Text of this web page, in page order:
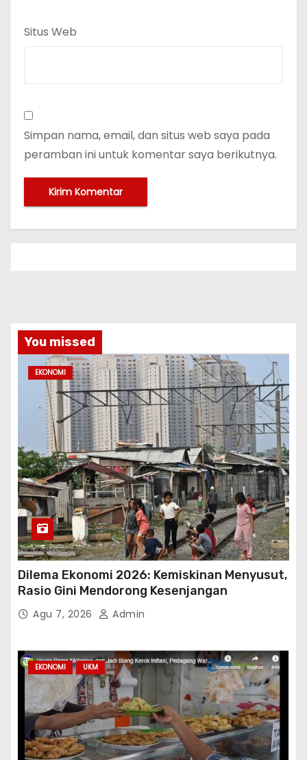
Situs Web
Simpan nama, email, dan situs web saya pada
peramban ini untuk komentar saya berikutnya.
You missed
EKONOMI
Dilema Ekonomi 2026: Kemiskinan Menyusut,
Rasio Gini Mendorong Kesenjangan
Agu 7, 2026 Admin
EKONOMI UKM